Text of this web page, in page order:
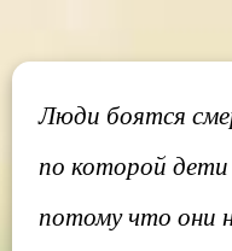
Люди боятся
по которой
потому что они